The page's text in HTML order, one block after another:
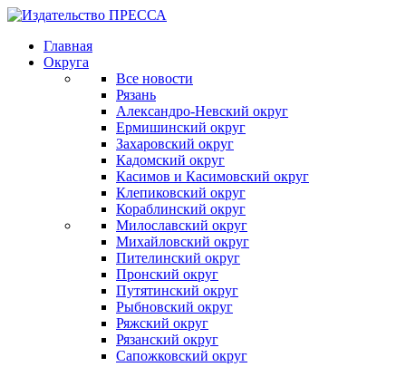
Главная
Округа
Все новости
Рязань
Александро-Невский округ
Ермишинский округ
Захаровский округ
Кадомский округ
Касимов и Касимовский округ
Клепиковский округ
Кораблинский округ
Милославский округ
Михайловский округ
Пителинский округ
Пронский округ
Путятинский округ
Рыбновский округ
Ряжский округ
Рязанский округ
Сапожковский округ